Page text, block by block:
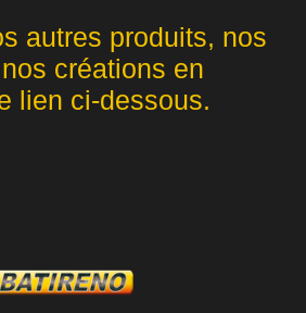
autres produits, nos
créations en
lien ci-dessous.